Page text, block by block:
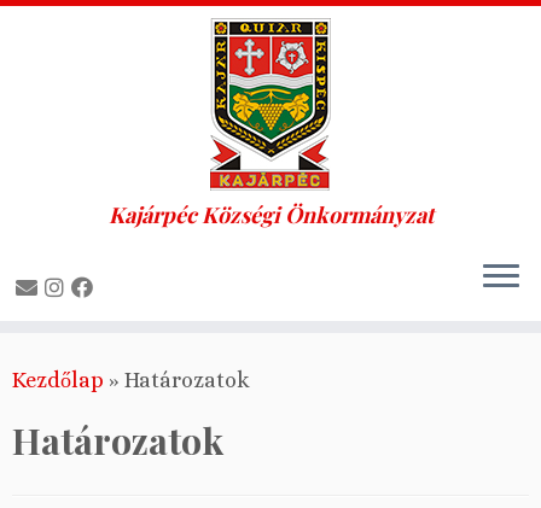
to
Kajárpéc Községi Önkormányzat
Kezdőlap » Határozatok
Határozatok